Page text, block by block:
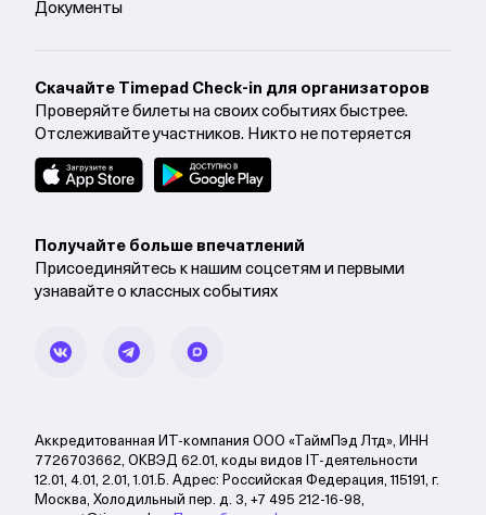
Документы
Cкачайте Timepad Check-in для организаторов
Проверяйте билеты на своих событиях быстрее.
Отслеживайте участников. Никто не потеряется
Получайте больше впечатлений
Присоединяйтесь к нашим соцсетям и первыми
узнавайте о классных событиях
Аккредитованная ИТ-компания ООО «ТаймПэд Лтд», ИНН
7726703662, ОКВЭД 62.01, коды видов IT-деятельности
12.01, 4.01, 2.01, 1.01.Б. Адрес: Российская Федерация, 115191, г.
Москва, Холодильный пер. д. 3, +7 495 212-16-98,